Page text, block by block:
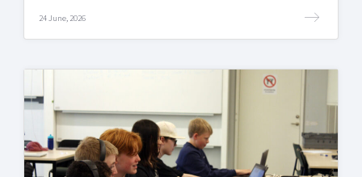
24 June, 2026